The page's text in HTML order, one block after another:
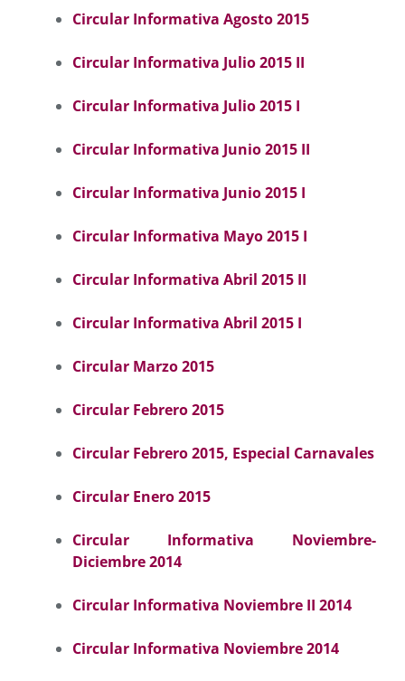
Circular Informativa Agosto 2015
Circular Informativa Julio 2015 II
Circular Informativa Julio 2015 I
Circular Informativa Junio 2015 II
Circular Informativa Junio 2015 I
Circular Informativa Mayo 2015 I
Circular Informativa Abril 2015 II
Circular Informativa Abril 2015 I
Circular Marzo 2015
Circular Febrero 2015
Circular Febrero 2015, Especial Carnavales
Circular Enero 2015
Circular Informativa Noviembre-
Diciembre 2014
Circular Informativa Noviembre II 2014
Circular Informativa Noviembre 2014